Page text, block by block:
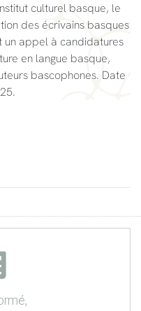
culturel basque, le
des écrivains basques
un appel à candidatures
en langue basque,
bascophones. Date